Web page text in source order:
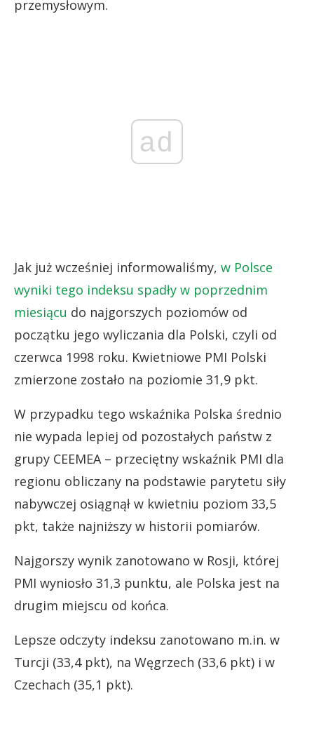
przemysłowym.
ad
Jak już wcześniej informowaliśmy, w Polsce
wyniki tego indeksu spadły w poprzednim
miesiącu do najgorszych poziomów od
początku jego wyliczania dla Polski, czyli od
czerwca 1998 roku. Kwietniowe PMI Polski
zmierzone zostało na poziomie 31,9 pkt.
W przypadku tego wskaźnika Polska średnio
nie wypada lepiej od pozostałych państw z
grupy CEEMEA – przeciętny wskaźnik PMI dla
regionu obliczany na podstawie parytetu siły
nabywczej osiągnął w kwietniu poziom 33,5
pkt, także najniższy w historii pomiarów.
Najgorszy wynik zanotowano w Rosji, której
PMI wyniosło 31,3 punktu, ale Polska jest na
drugim miejscu od końca.
Lepsze odczyty indeksu zanotowano m.in. w
Turcji (33,4 pkt), na Węgrzech (33,6 pkt) i w
Czechach (35,1 pkt).